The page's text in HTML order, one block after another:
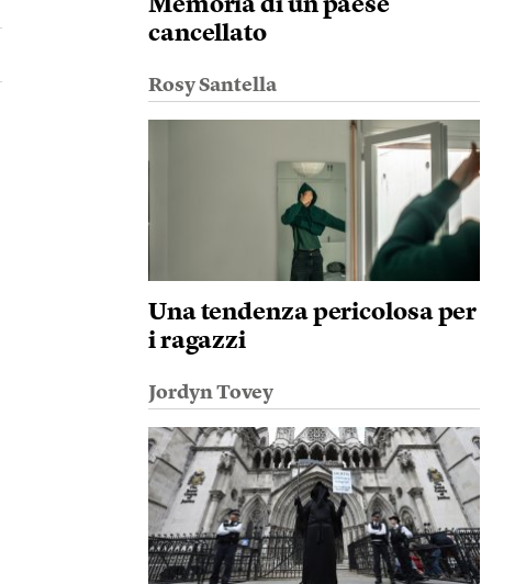
Memoria di un paese
cancellato
Rosy Santella
Una tendenza pericolosa per
i ragazzi
Jordyn Tovey